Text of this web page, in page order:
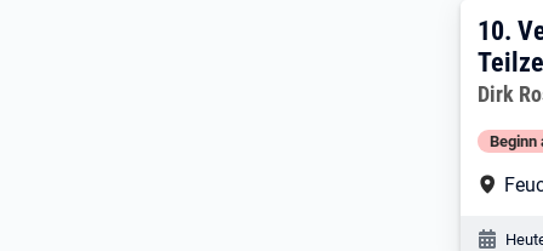
10:
10.
Dirk
Beginn